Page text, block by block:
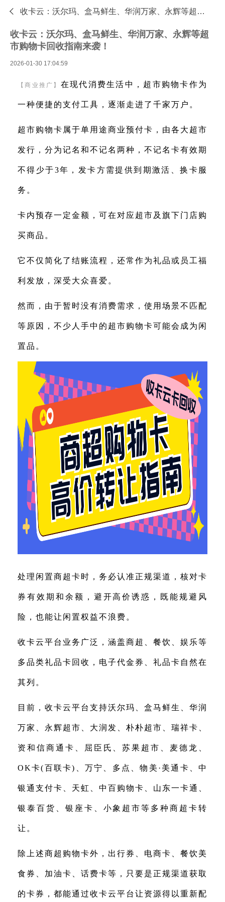
 收卡云：沃尔玛、盒马鲜生、华润万家、永辉等超市购物卡回收指南来袭！—专业的礼品卡回收平台 - 收卡云
收卡云：沃尔玛、盒马鲜生、华润万家、永辉等超
市购物卡回收指南来袭！
2026-01-30 17:04:59
【商业推广】 在现代消费生活中，超市购物卡作为
一种便捷的支付工具，逐渐走进了千家万户。
超市购物卡属于单用途商业预付卡，由各大超市
发行，分为记名和不记名两种，不记名卡有效期
不得少于3年，发卡方需提供到期激活、换卡服
务。
卡内预存一定金额，可在对应超市及旗下门店购
买商品。
它不仅简化了结账流程，还常作为礼品或员工福
利发放，深受大众喜爱。
然而，由于暂时没有消费需求，使用场景不匹配
等原因，不少人手中的超市购物卡可能会成为闲
置品。
处理闲置商超卡时，务必认准正规渠道，核对卡
券有效期和余额，避开高价诱惑，既能规避风
险，也能让闲置权益不浪费。
收卡云平台业务广泛，涵盖商超、餐饮、娱乐等
多品类礼品卡回收，电子代金券、礼品卡自然在
其列。
目前，收卡云平台支持沃尔玛、盒马鲜生、华润
万家、永辉超市、大润发、朴朴超市、瑞祥卡、
资和信商通卡、屈臣氏、苏果超市、麦德龙、
OK卡(百联卡)、万宁、多点、物美·美通卡、中
银通支付卡、天虹、中百购物卡、山东一卡通、
银泰百货、银座卡、小象超市等多种商超卡转
让。
除上述商超购物卡外，出行券、电商卡、餐饮美
食券、加油卡、话费卡等，只要是正规渠道获取
的卡券，都能通过收卡云平台让资源得以重新配